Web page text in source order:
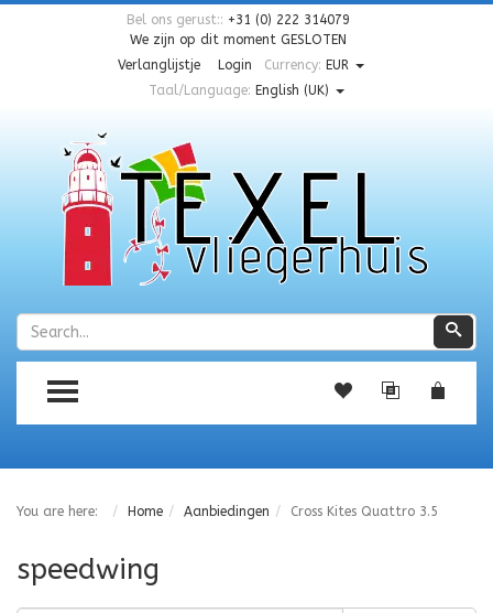
Bel ons gerust:: +31 (0) 222 314079
We zijn op dit moment GESLOTEN
Verlanglijstje
Login Currency: EUR
Taal/Language: English (UK)
Zoeken
TOGGLE MENU
You are here: Home Aanbiedingen Cross Kites Quattro 3.5
speedwing